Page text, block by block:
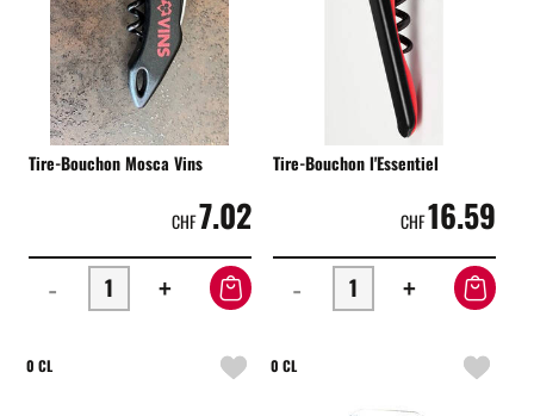
Tire-Bouchon Mosca Vins
CHF7.02
-
+
Tire-Bouchon l'Essentiel
CHF16.59
-
+
0 CL 0 CL